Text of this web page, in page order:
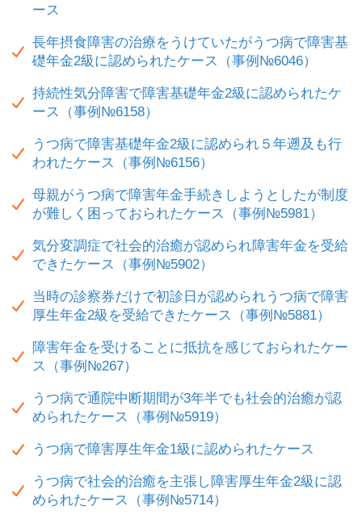
ース
長年摂食障害の治療をうけていたがうつ病で障害基
礎年金2級に認められたケース（事例№6046）
持続性気分障害で障害基礎年金2級に認められたケ
ース（事例№6158）
うつ病で障害基礎年金2級に認められ５年遡及も行
われたケース（事例№6156）
母親がうつ病で障害年金手続きしようとしたが制度
が難しく困っておられたケース（事例№5981）
気分変調症で社会的治癒が認められ障害年金を受給
できたケース（事例№5902）
当時の診察券だけで初診日が認められうつ病で障害
厚生年金2級を受給できたケース（事例№5881）
障害年金を受けることに抵抗を感じておられたケー
ス（事例№267）
うつ病で通院中断期間が3年半でも社会的治癒が認
められたケース（事例№5919）
うつ病で障害厚生年金1級に認められたケース
うつ病で社会的治癒を主張し障害厚生年金2級に認
められたケース（事例№5714）